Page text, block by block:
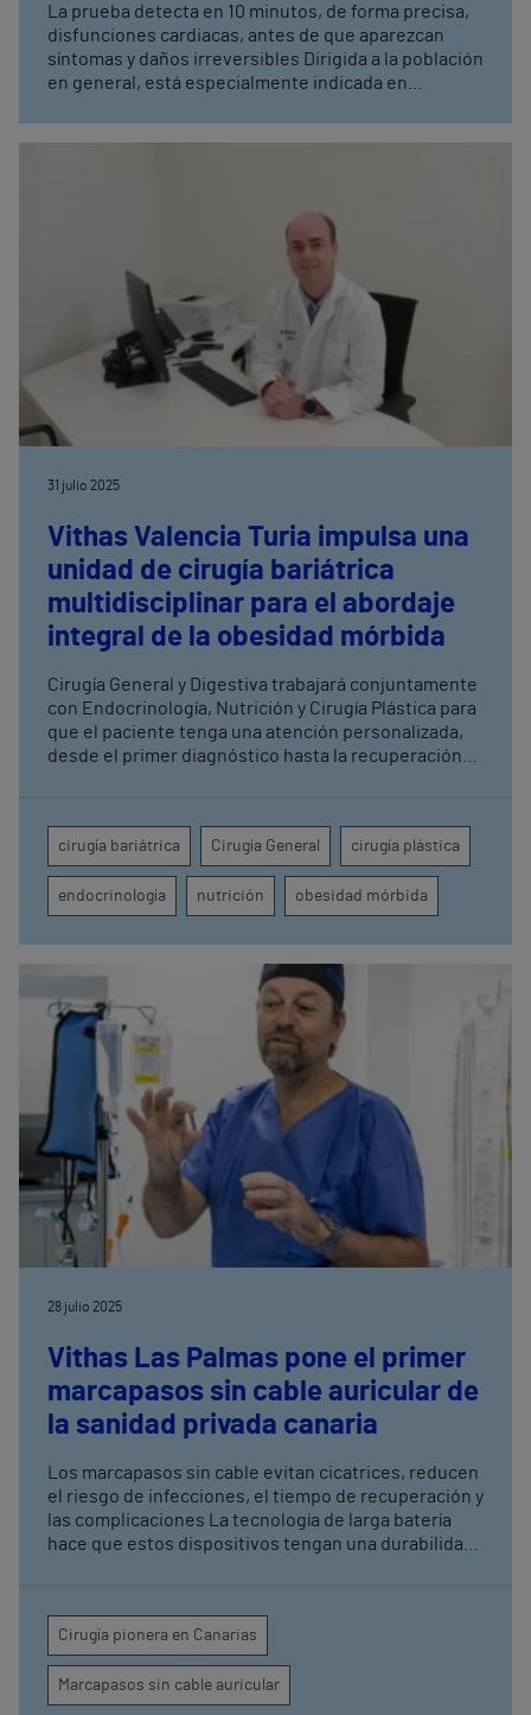
La prueba detecta en 10 minutos, de forma precisa,
disfunciones cardiacas, antes de que aparezcan
síntomas y daños irreversibles Dirigida a la población
en general, está especialmente indicada en
31 julio 2025
Vithas Valencia Turia impulsa una
unidad de cirugía bariátrica
multidisciplinar para el abordaje
integral de la obesidad mórbida
Cirugía General y Digestiva trabajará conjuntamente
con Endocrinología, Nutrición y Cirugía Plástica para
que el paciente tenga una atención personalizada,
desde el primer diagnóstico hasta la recuperación
forma severa la calidad de vida de quienes la
padecen
cirugía bariátrica Cirugía General cirugía plástica
endocrinología nutrición obesidad mórbida
28 julio 2025
Vithas Las Palmas pone el primer
marcapasos sin cable auricular de
la sanidad privada canaria
Los marcapasos sin cable evitan cicatrices, reducen
el riesgo de infecciones, el tiempo de recuperación y
las complicaciones La tecnología de larga batería
hace que estos dispositivos tengan una durabilidad
Cirugía pionera en Canarias
Marcapasos sin cable auricular